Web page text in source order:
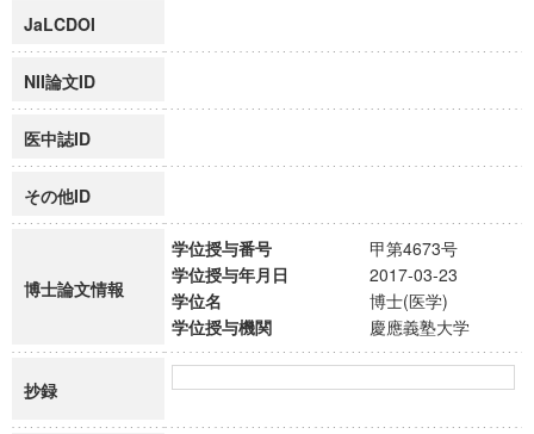
JaLCDOI
NII論文ID
医中誌ID
その他ID
博士論文情報
学位授与番号
甲第4673号
学位授与年月日
2017-03-23
学位名
博士(医学)
学位授与機関
慶應義塾大学
抄録